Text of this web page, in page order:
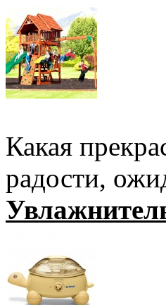
Какая
радости,